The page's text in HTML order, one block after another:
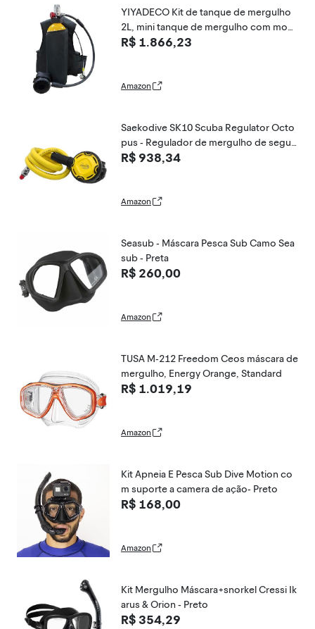
YIYADECO Kit de tanque de mergulho
2L, mini tanque de mergulho com moc
hila e regulador, tempo de mergulho de
tilizável
R$ 1.866,23
Amazon
Saekodive SK10 Scuba Regulator Octo
pus - Regulador de mergulho de segun
do estágio - Regulador de mergulho co
R$ 938,34
Amazon
Seasub - Máscara Pesca Sub Camo Sea
sub - Preta
R$ 260,00
Amazon
TUSA M-212 Freedom Ceos máscara de
mergulho, Energy Orange, Standard
R$ 1.019,19
Amazon
Kit Apneia E Pesca Sub Dive Motion co
m suporte a camera de ação- Preto
R$ 168,00
Amazon
Kit Mergulho Máscara+snorkel Cressi Ik
arus & Orion - Preto
R$ 354,29